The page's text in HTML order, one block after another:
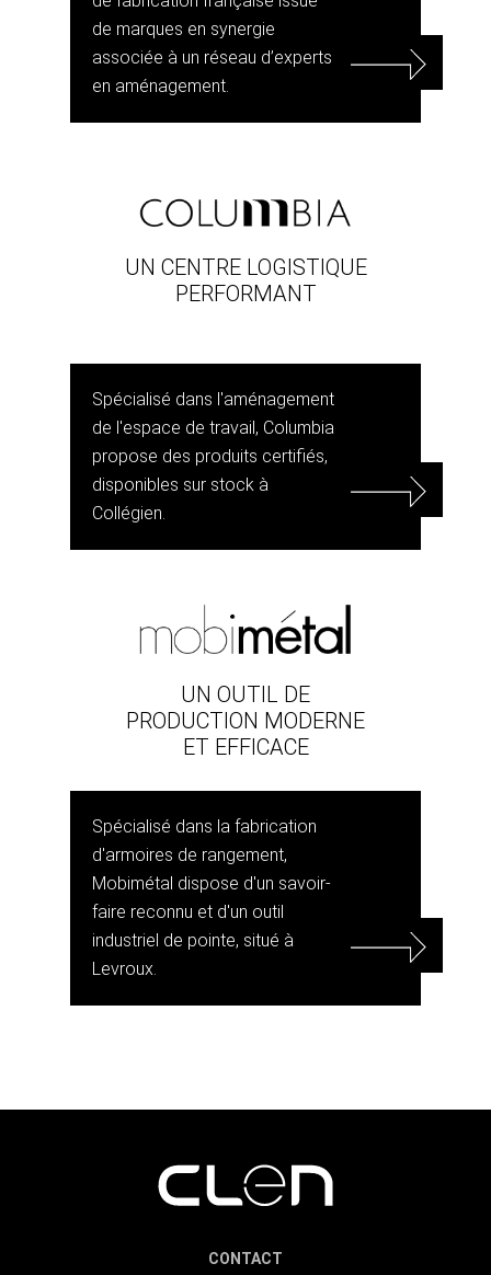
de marques en synergie
associée à un réseau d’experts
en aménagement.
UN CENTRE LOGISTIQUE
PERFORMANT
Spécialisé dans l'aménagement
de l'espace de travail, Columbia
propose des produits certifiés,
disponibles sur stock à
Collégien.
UN OUTIL DE
PRODUCTION MODERNE
ET EFFICACE
Spécialisé dans la fabrication
d'armoires de rangement,
Mobimétal dispose d'un savoir-
faire reconnu et d'un outil
industriel de pointe, situé à
Levroux.
CONTACT